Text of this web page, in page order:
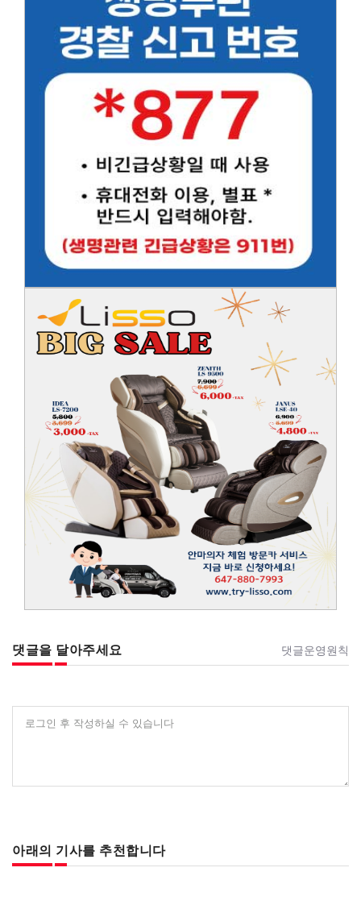
댓글을 달아주세요 댓글운영원칙
로그인 후 작성하실 수 있습니다
아래의 기사를 추천합니다